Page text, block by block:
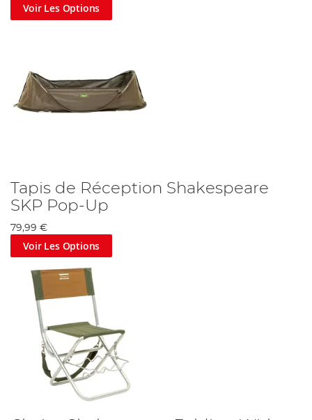
Voir Les Options
Tapis de Réception Shakespeare
SKP Pop-Up
79,99 €
Voir Les Options